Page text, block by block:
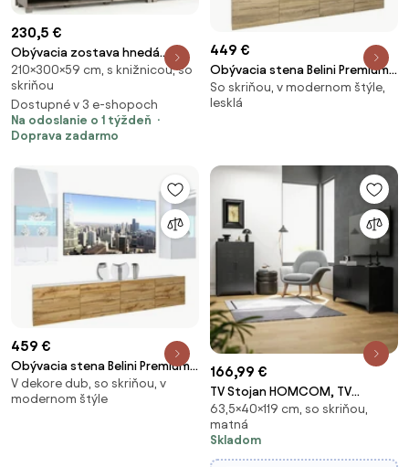
230,5 €
Obývacia zostava hnedá
9HQ08
210×300×59 cm, s knižnicou, so
skriňou
Dostupné v 3 e-shopoch
Na odoslanie o 1 týždeň
Doprava zadarmo
449 €
Obývacia stena Belini Premium
Full Version biely lesk / dub
sonoma + LED osvetlenie Nexum
So skriňou, v modernom štýle,
lesklá
459 €
Obývacia stena Belini Premium
Full Version biely lesk / dub
wotan + LED osvetlenie Nexum
V dekore dub, so skriňou, v
modernom štýle
166,99 €
TV Stojan HOMCOM, TV
Skrinka, Štruktúra z Chladne
Valcovanej Ocele, 2 Skrinky s 2
Nastaviteľnými Policami,
63,5×40×119 cm, so skriňou,
matná
Skladom